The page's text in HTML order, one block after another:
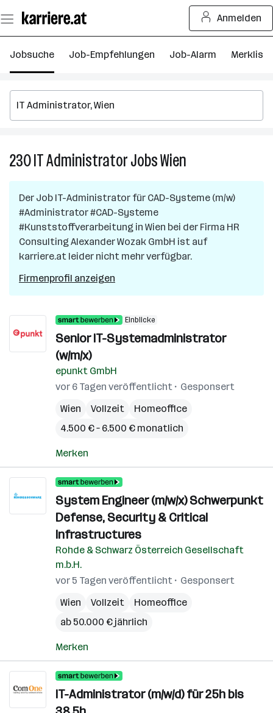
Seiteninhalt
springen
Anmelden
Jobsuche Job-Empfehlungen Job-Alarm Merkliste
230IT AdministratorJobsWien
Jobs
Wien
Der Job IT-Administrator für CAD-Systeme (m/w)
#Administrator #CAD-Systeme
#Kunststoffverarbeitung in Wien bei der Firma HR
Consulting Alexander Wozak GmbH ist auf
karriere.at leider nicht mehr verfügbar.
Firmenprofil anzeigen
Einblicke
Senior IT-Systemadministrator
(w/m/x)
epunkt GmbH
vor 6 Tagen veröffentlicht
Gesponsert
Wien
Vollzeit
Homeoffice
4.500 € – 6.500 € monatlich
Merken
System Engineer (m/w/x) Schwerpunkt
Defense, Security & Critical
Infrastructures
Rohde & Schwarz Österreich Gesellschaft
m.b.H.
vor 5 Tagen veröffentlicht
Gesponsert
Wien
Vollzeit
Homeoffice
ab 50.000 € jährlich
Merken
IT-Administrator (m/w/d) für 25h bis